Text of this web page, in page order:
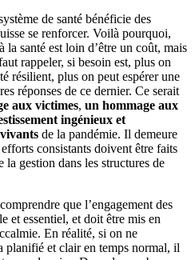
de santé bénéficie des
se renforcer. Voilà pourquoi,
la santé est loin d’être un coût, mais
rappeler, si besoin est, plus on
résilient, plus on peut espérer une
réponses de ce dernier. Ce serait
aux victimes, un hommage aux
ingénieux et
de la pandémie. Il demeure
consistants doivent être faits
la gestion dans les structures de
que l’engagement des
et essentiel, et doit être mis en
En réalité, si on ne
planifié et clair en temps normal, il